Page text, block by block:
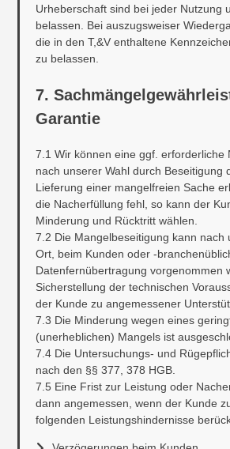
Urheberschaft sind bei jeder Nutzung
belassen. Bei auszugsweiser
die in den T,&V enthaltene
zu belassen.
7.
Garantie
7.1 Wir können eine ggf. erforderliche
nach unserer Wahl durch Beseitigung
Lieferung einer mangelfreien Sache
die Nacherfüllung fehl, so kann der
Minderung und Rücktritt wählen.
7.2 Die Mangelbeseitigung kann nach
Ort, beim Kunden oder -
Datenfernübertragung vorgenommen
Sicherstellung der technischen
der Kunde zu angemessener
7.3 Die Minderung wegen eines
(unerheblichen) Mangels ist
7.4 Die Untersuchungs- und
nach den §§ 377, 378 HGB.
7.5 Eine Frist zur Leistung oder
dann angemessen, wenn der Kunde
folgenden Leistungshindernisse